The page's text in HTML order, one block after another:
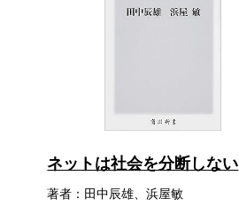
ネットは社会を分断しない
著者：田中辰雄、浜屋敏